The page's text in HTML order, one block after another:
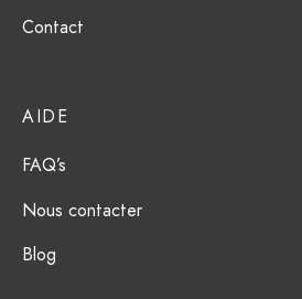
AIDE
FAQ’s
Nous contacter
Blog
Contact